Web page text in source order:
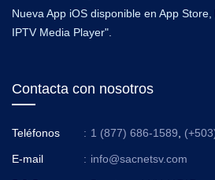
Nueva App iOS disponible en App
IPTV Media Player".
Contacta con nosotros
Teléfonos : 1 (877) 686-1589,
E-mail : info@sacnetsv.com